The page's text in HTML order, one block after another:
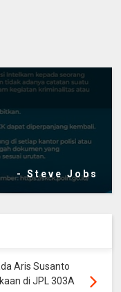
- Steve Jobs
Aris Susanto
di JPL 303A